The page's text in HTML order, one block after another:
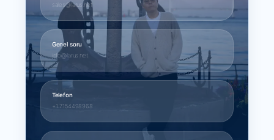
sales@larus.net
Genel soru
info@larus.net
Telefon
+1 7154498968